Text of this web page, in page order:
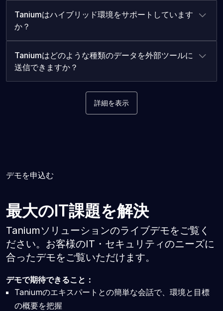
Taniumはハイブリッド環境をサポートしています
か？
Taniumはどのような種類のデータを外部ツールに
送信できますか？
詳細を表示
デモを申込む
最大のIT課題を解決
Taniumソリューションのライブデモをご覧く
ださい。お客様のIT・セキュリティのニーズに
合ったデモをご覧いただけます。
デモで期待できること：
Taniumのエキスパートとの簡単な会話で、環境と目標
の概要を把握